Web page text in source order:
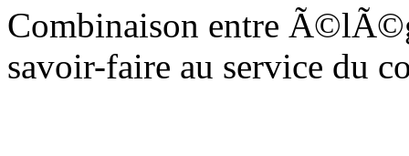
Combinaison entre
savoir-faire au service du